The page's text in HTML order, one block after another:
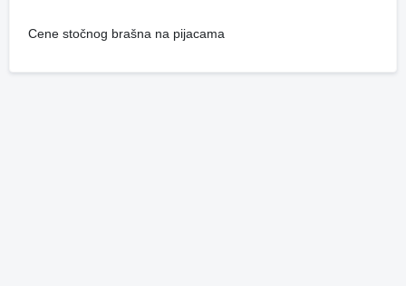
Cene stočnog brašna na pijacama